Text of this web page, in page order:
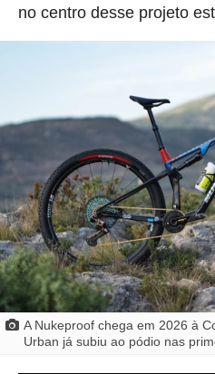
no centro desse projeto
A Nukeproof chega em 2026 à
Urban já subiu ao pódio nas